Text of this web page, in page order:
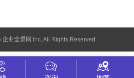
业全景网 Inc, All Rights Reserved.